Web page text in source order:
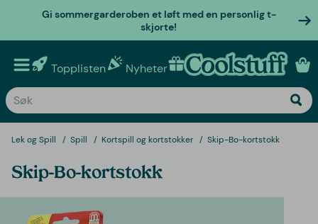
Gi sommergarderoben et løft med en personlig t-
skjorte!
Topplisten Nyheter Personlige gaver
Lek og Spill Spill Kortspill og kortstokker Skip-Bo-kortstokk
Skip-Bo-kortstokk